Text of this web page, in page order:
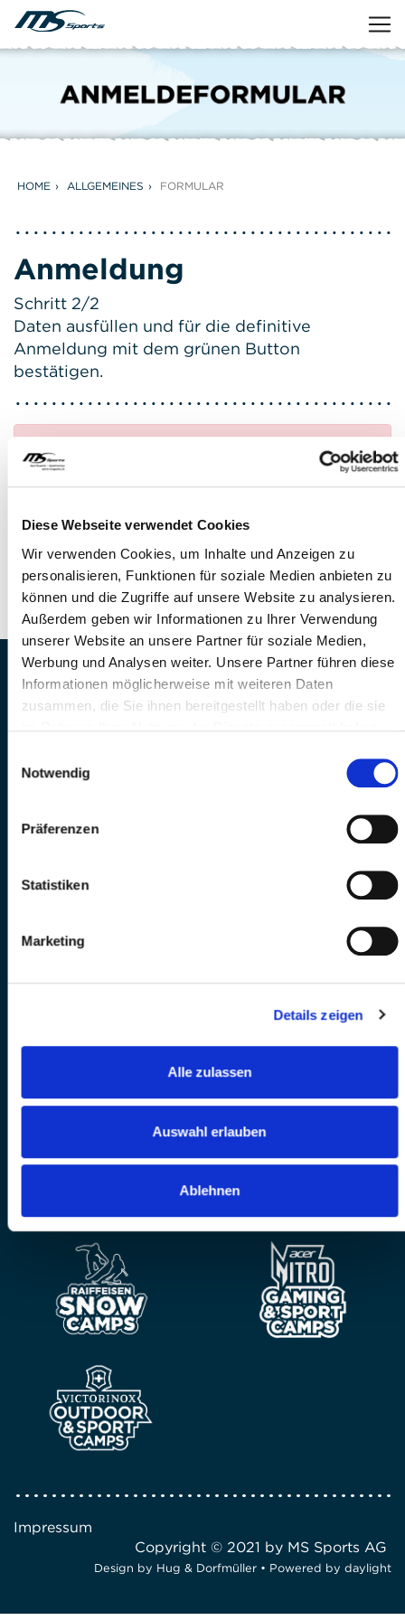
Diese Webseite verwendet Cookies
Wir verwenden Cookies, um Inhalte und Anzeigen zu
personalisieren, Funktionen für soziale Medien anbieten zu
können und die Zugriffe auf unsere Website zu analysieren.
Außerdem geben wir Informationen zu Ihrer Verwendung
unserer Website an unsere Partner für soziale Medien,
Werbung und Analysen weiter. Unsere Partner führen diese
Informationen möglicherweise mit weiteren Daten
zusammen, die Sie ihnen bereitgestellt haben oder die sie
Notwendig
Präferenzen
Statistiken
Marketing
Details zeigen
Alle zulassen
Auswahl erlauben
Ablehnen
HOME ALLGEMEINES FORMULAR
Anmeldung
Schritt 2/2
Daten ausfüllen und für die definitive
Anmeldung mit dem grünen Button
bestätigen.
Anlass gefunden werden
E-Mail: info@mssports.ch
MS Sports AG • Sonnenrain 3b • CH-6221
Rickenbach
MS Sports folgen
Impressum
Copyright © 2021 by MS Sports AG
Design by Hug & Dorfmüller • Powered by daylight